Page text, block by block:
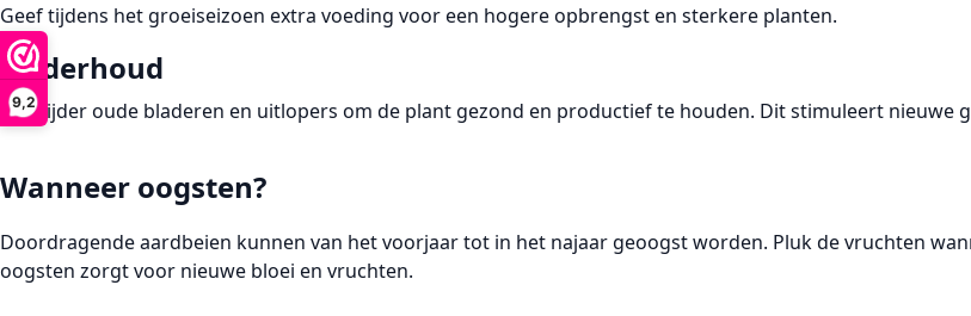
9,2
Geef tijdens het groeiseizoen extra voeding voor een hogere opbrengst en sterkere planten.
Onderhoud
Verwijder oude bladeren en uitlopers om de plant gezond en productief te houden. Dit stimuleert nieuwe
Wanneer oogsten?
Doordragende aardbeien kunnen van het voorjaar tot in het najaar geoogst worden. Pluk de vruchten
oogsten zorgt voor nieuwe bloei en vruchten.